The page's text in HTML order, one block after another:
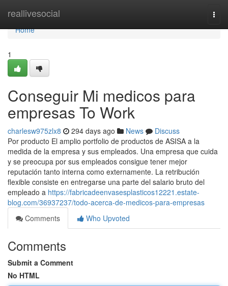
reallivesocial
Home
Home
1
Conseguir Mi medicos para
empresas To Work
charlesw975zlx8 294 days ago News
Discuss
Por producto El amplio portfolio de productos de ASISA a la
medida de la empresa y sus empleados. Una empresa que cuida
y se preocupa por sus empleados consigue tener mejor
reputación tanto interna como externamente. La retribución
flexible consiste en entregarse una parte del salario bruto del
empleado a https://fabricadeenvasesplasticos12221.estate-
blog.com/36937237/todo-acerca-de-medicos-para-empresas
Comments
Who Upvoted
Comments
Submit a Comment
No HTML